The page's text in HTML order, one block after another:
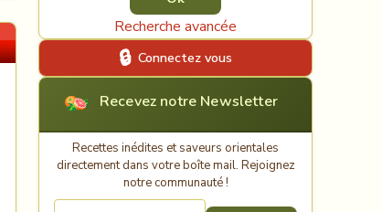
Recherche avancée
Connectez vous
Recevez notre Newsletter
Recettes inédites et saveurs orientales
directement dans votre boîte mail. Rejoignez
notre communauté !